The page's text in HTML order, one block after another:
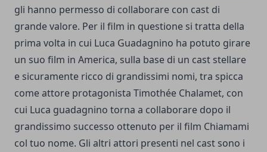
gli hanno permesso di collaborare con cast di
grande valore. Per il film in questione si tratta della
prima volta in cui Luca Guadagnino ha potuto girare
un suo film in America, sulla base di un cast stellare
e sicuramente ricco di grandissimi nomi, tra spicca
come attore protagonista Timothée Chalamet, con
cui Luca guadagnino torna a collaborare dopo il
grandissimo successo ottenuto per il film Chiamami
col tuo nome. Gli altri attori presenti nel cast sono i